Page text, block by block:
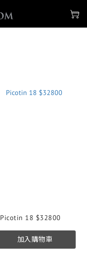
Picotin 18 $32800
加入購物車